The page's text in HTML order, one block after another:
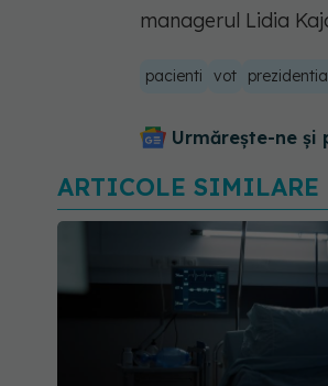
managerul Lidia
pacienti vot
Urmărește-ne și
ARTICOLE SIMILARE